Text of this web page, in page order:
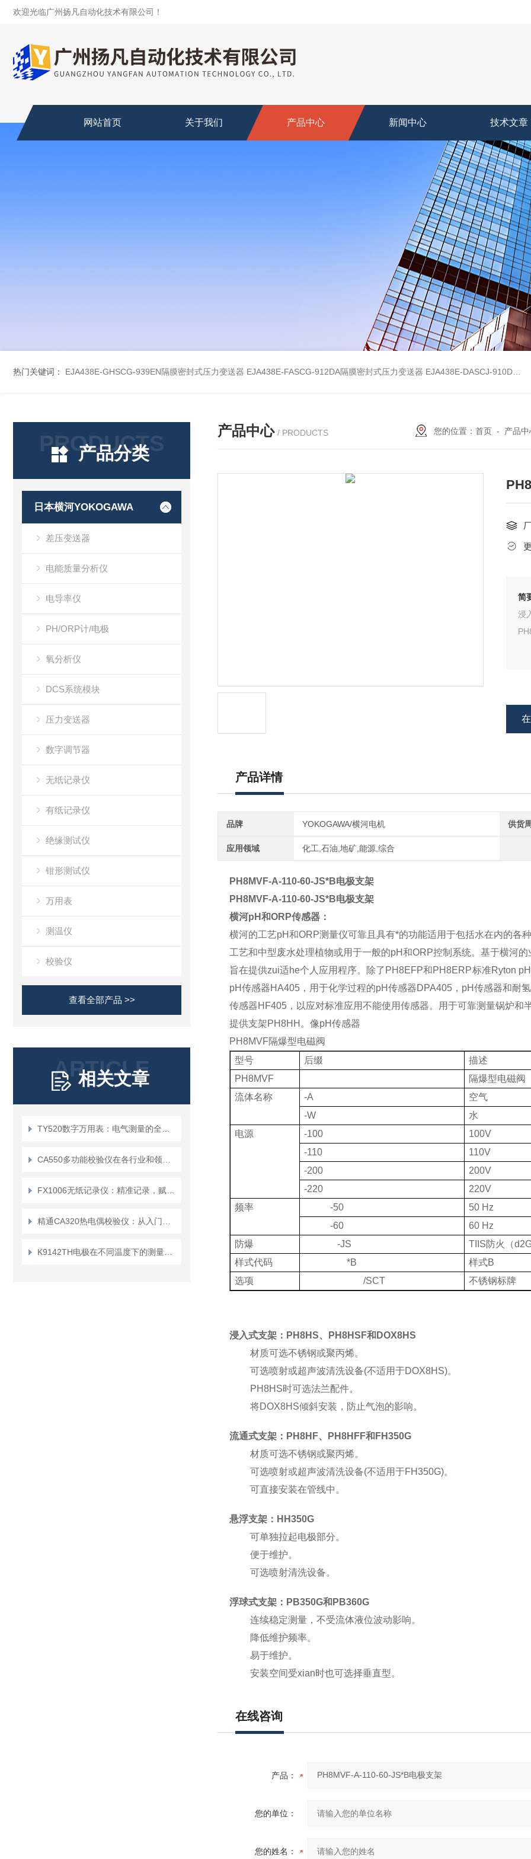
欢迎光临广州扬凡自动化技术有限公司！
网站首页 关于我们 产品中心 新闻中心 技术文章
热门关键词： EJA438E-GHSCG-939EN隔膜密封式压力变送器 EJA438E-FASCG-912DA隔膜密封式压力变送器 EJA438E-DASCJ-910DA隔膜密封式压力变送器
PRODUCTS
产品分类
日本横河YOKOGAWA
差压变送器
电能质量分析仪
电导率仪
PH/ORP计/电极
氧分析仪
DCS系统模块
压力变送器
数字调节器
无纸记录仪
有纸记录仪
绝缘测试仪
钳形测试仪
万用表
测温仪
校验仪
查看全部产品 >>
ARTICLE
相关文章
产品中心 / PRODUCTS 您的位置： 首页- 产品中
简
浸
产品详情
品牌 YOKOGAWA/横河电机 供货
应用领域 化工,石油,地矿,能源,综合
PH8MVF-A-110-60-JS*B电极支架
PH8MVF-A-110-60-JS*B电极支架
横河pH和ORP传感器：
横河的工艺pH和ORP测量仪可靠且具有*的功能适用于包括水在内的各
工艺和中型废水处理植物或用于一般的pH和ORP控制系统。 基于横河的
旨在提供zui适he个人应用程序。 除了PH8EFP和PH8ERP标准Ryton
pH传感器HA405，用于化学过程的pH传感器DPA405，pH传感器和耐
传感器HF405，以应对标准应用不能使用传感器。用于可靠测量锅炉和
提供支架PH8HH。 像pH传感器
PH8MVF隔爆型电磁阀
型号
后缀
描述
PH8MVF
隔爆型电磁阀
流体名称
-A
空气
-W
水
电源
-100
100V
-110
110V
-200
200V
-220
220V
频率
-50
50 Hz
-60
60 Hz
防爆
-JS TIIS防火（
样式代码
*B 样式B
选项
/SCT 不锈钢标牌
浸入式支架：PH8HS、PH8HSF和DOX8HS
材质可选不锈钢或聚丙烯。
可选喷射或超声波清洗设备(不适用于DOX8HS)。
PH8HS时可选法兰配件。
将DOX8HS倾斜安装，防止气泡的影响。
流通式支架：PH8HF、PH8HFF和FH350G
材质可选不锈钢或聚丙烯。
可选喷射或超声波清洗设备(不适用于FH350G)。
可直接安装在管线中。
悬浮支架：HH350G
可单独拉起电极部分。
便于维护。
可选喷射清洗设备。
浮球式支架：PB350G和PB360G
连续稳定测量，不受流体液位波动影响。
降低维护频率。
易于维护。
安装空间受xian时也可选择垂直型。
在线咨询
产品：
您的单位：
您的姓名：